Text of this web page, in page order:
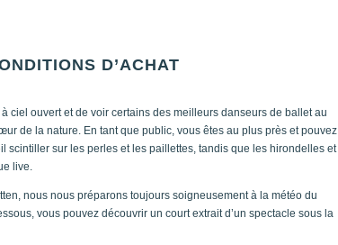
D’ACHAT
ciel ouvert et de voir certains des meilleurs danseurs de ballet au
de la nature. En tant que public, vous êtes au plus près et pouvez
sur les perles et les paillettes, tandis que les hirondelles et
live.
nous nous préparons toujours soigneusement à la météo du
vous pouvez découvrir un court extrait d’un spectacle sous la